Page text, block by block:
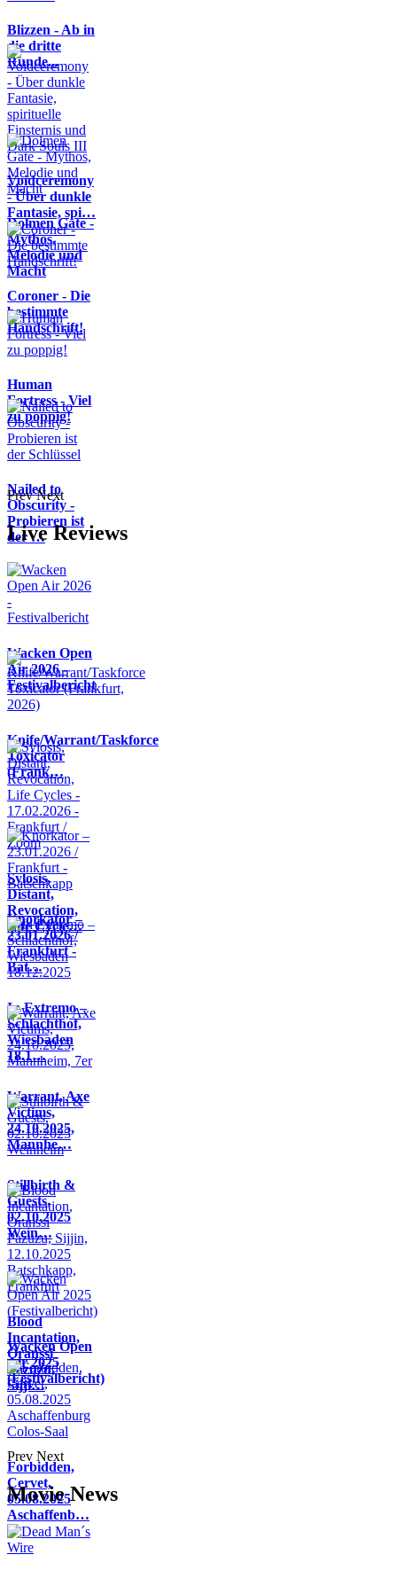
Blizzen - Ab in
die dritte
Runde...
Voidceremony
- Über dunkle
Fantasie, spi…
Dolmen Gate -
Mythos,
Melodie und
Macht
Coroner - Die
bestimmte
Handschrift!
Human
Fortress - Viel
zu poppig!
Nailed to
Obscurity -
Probieren ist
der …
Prev Next
Live Reviews
Wacken Open
Air 2026 -
Festivalbericht
Knife/Warrant/Taskforce
Toxicator
(Frank…
Sylosis,
Distant,
Revocation,
Life Cycle…
Knorkator –
23.01.2026 /
Frankfurt -
Bat…
In Extremo –
Schlachthof,
Wiesbaden
18.1…
Warrant, Axe
Victims,
24.10.2025,
Mannhe…
Stillbirth &
Guests,
02.10.2025
Wein…
Blood
Incantation,
Oranssi
Pazuzu,
Sijji…
Wacken Open
Air 2025
(Festivalbericht)
Forbidden,
Cervet,
05.08.2025
Aschaffenb…
Prev Next
Movie News